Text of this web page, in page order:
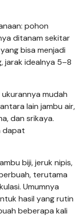
pohon
ditanam sekitar
bisa menjadi
jarak idealnya 5–8
mudah
lain jambu air,
dan srikaya.
dapat
biji, jeruk nipis,
terutama
Umumnya
hasil yang rutin
beberapa kali